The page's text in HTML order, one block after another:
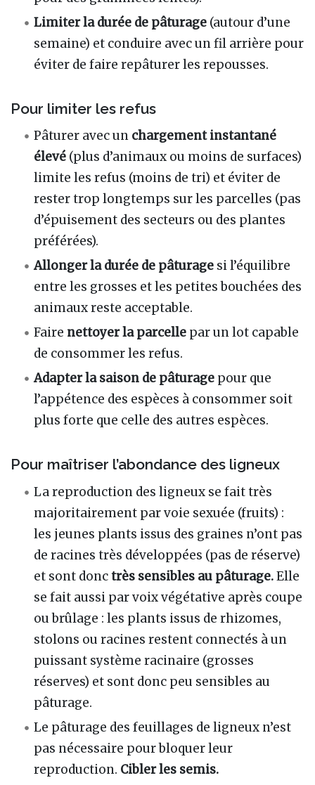
Limiter la durée de pâturage (autour d’une
semaine) et conduire avec un fil arrière pour
éviter de faire repâturer les repousses.
Pour limiter les refus
Pâturer avec un chargement instantané
élevé (plus d’animaux ou moins de surfaces)
limite les refus (moins de tri) et éviter de
rester trop longtemps sur les parcelles (pas
d’épuisement des secteurs ou des plantes
préférées).
Allonger la durée de pâturage si l’équilibre
entre les grosses et les petites bouchées des
animaux reste acceptable.
Faire nettoyer la parcelle par un lot capable
de consommer les refus.
Adapter la saison de pâturage pour que
l’appétence des espèces à consommer soit
plus forte que celle des autres espèces.
Pour maîtriser l’abondance des ligneux
La reproduction des ligneux se fait très
majoritairement par voie sexuée (fruits) :
les jeunes plants issus des graines n’ont pas
de racines très développées (pas de réserve)
et sont donctrès sensibles au pâturage.Elle
se fait aussi par voix végétative après coupe
ou brûlage : les plants issus de rhizomes,
stolons ou racines restent connectés à un
puissant système racinaire (grosses
réserves) et sont donc peu sensibles au
pâturage.
Le pâturage des feuillages de ligneux n’est
pas nécessaire pour bloquer leur
reproduction. Cibler les semis.